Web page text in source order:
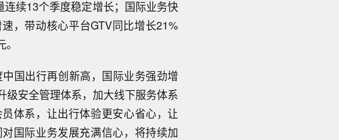
续13个季度稳定增长；国际业务快
，带动核心平台GTV同比增长21%
国出行再创新高，国际业务强劲增
级安全管理体系，加大线下服务体系
体系，让出行体验更安心省心，让
国际业务发展充满信心，将持续加